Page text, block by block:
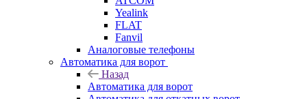
Yealink
FLAT
Fanvil
Аналоговые телефоны
Автоматика для ворот
Назад
Автоматика для ворот